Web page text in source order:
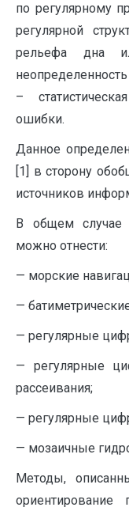
по регулярному
регулярной
рельефа дна
–
ошибки.
Данное
[1] в сторону
источников
В общем случае
можно отнести:
— морские
—
— регулярные
— регулярные
рассеивания;
— регулярные
— мозаичные
Методы,